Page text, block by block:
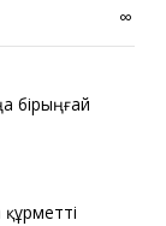
∞
бірыңғай